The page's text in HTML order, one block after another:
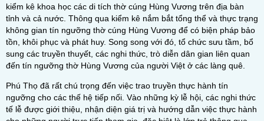
kiểm kê khoa học các di tích thờ cúng Hùng Vương trên địa bàn
tỉnh và cả nước. Thông qua kiểm kê nắm bắt tổng thể và thực trạng
không gian tín ngưỡng thờ cúng Hùng Vương để có biện pháp bảo
tồn, khôi phục và phát huy. Song song với đó, tổ chức sưu tầm, bổ
sung các truyền thuyết, các nghi thức, trò diễn dân gian liên quan
đến tín ngưỡng thờ Hùng Vương của người Việt ở các làng quê.
Phú Thọ đã rất chú trọng đến việc trao truyền thực hành tín
ngưỡng cho các thế hệ tiếp nối. Vào những kỳ lễ hội, các nghi thức
tế lễ được giới thiệu, nhận diện giá trị và hướng dẫn việc thực hành